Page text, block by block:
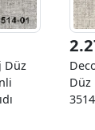
Düz
Düz